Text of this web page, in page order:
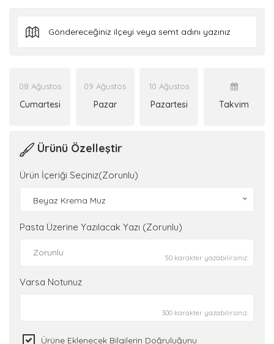
08 Ağustos
Cumartesi
09 Ağustos
Pazar
10 Ağustos
Pazartesi Takvim
Ürünü Özelleştir
Ürün İçeriği Seçiniz(Zorunlu)
Beyaz Krema Muz
Pasta Üzerine Yazılacak Yazı (Zorunlu)
50 karakter yazabilirsiniz.
Varsa Notunuz
300 karakter yazabilirsiniz.
Ürüne Eklenecek Bilgilerin Doğruluğunu